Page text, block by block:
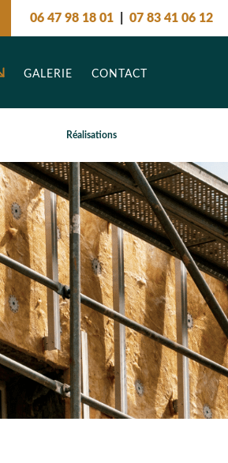
GALERIE CONTACT
06 47 98 18 01 07 83 41 06 12
Réalisations